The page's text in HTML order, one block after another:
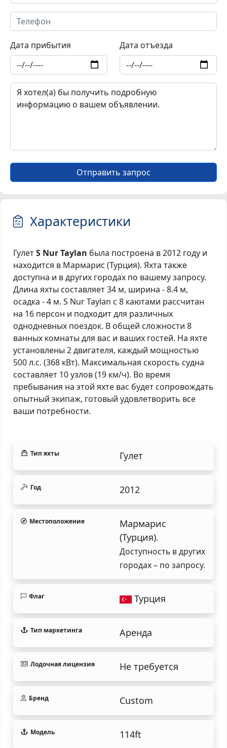
Дата прибытия Дата отъезда
Отправить запрос
Характеристики
ГулетS Nur Taylan была построена в 2012 году и
находится в Мармарис (Турция). Яхта также
доступна и в других городах по вашему запросу.
Длина яхты составляет 34 м, ширина - 8.4 м,
осадка - 4 м. S Nur Taylan с 8 каютами рассчитан
на 16 персон и подходит для различных
однодневных поездок. В общей сложности 8
ванных комнаты для вас и ваших гостей. На яхте
установлены 2 двигателя, каждый мощностью
500 л.с. (368 кВт). Максимальная скорость судна
составляет 10 узлов (19 км/ч). Во время
пребывания на этой яхте вас будет сопровождать
опытный экипаж, готовый удовлетворить все
ваши потребности.
Тип яхты Гулет
Год 2012
Местоположение
Мармарис
(Турция).
Доступность в других
городах – по запросу.
Флаг Турция
Тип маркетинга Аренда
Лодочная лицензия Не требуется
Бренд Custom
Модель 114ft